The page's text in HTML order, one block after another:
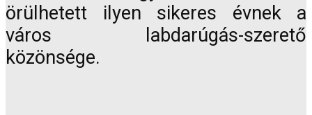
örülhetett ilyen sikeres évnek a
város labdarúgás-szerető
közönsége.